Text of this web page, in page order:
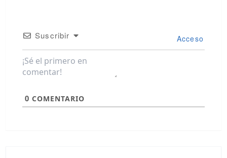
Suscribir Acceso
0 COMENTARIO